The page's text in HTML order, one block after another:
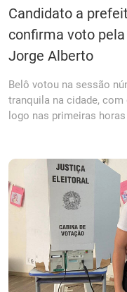
Candidato a
confirma voto
Jorge Alberto
Belô votou na sessão
tranquila na cidade,
logo nas primeiras